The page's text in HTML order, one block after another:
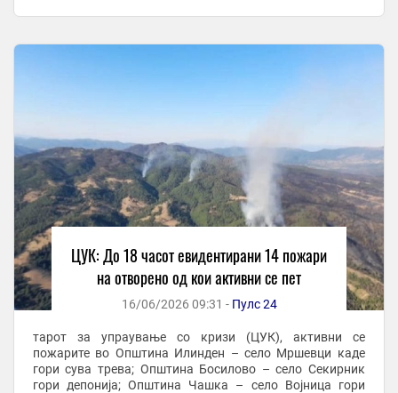
ЦУК: До 18 часот евидентирани 14 пожари
на отворено од кои активни се пет
16/06/2026 09:31 - Пулс 24
тарот за упраување со кризи (ЦУК), активни се
пожарите во Општина Илинден – село Мршевци каде
гори сува трева; Општина Босилово – село Секирник
гори депонија; Општина Чашка – село Војница гори